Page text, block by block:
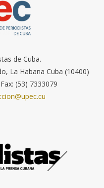
de Cuba.
La Habana Cuba (10400)
(53) 7333079